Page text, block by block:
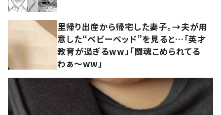
里帰り出産から帰宅した妻子。→夫が用
意した“ベビーベッド”を見ると…「英才
教育が過ぎるww」「闘魂こめられてる
わぁ～ww」